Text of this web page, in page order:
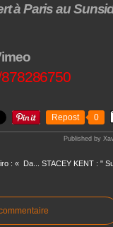
à Paris au
Repost 0
Published by
: « Da... STACEY KENT : "